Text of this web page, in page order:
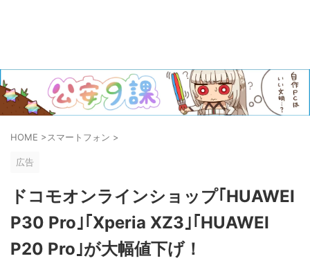
HOME >スマートフォン >
広告
ドコモオンラインショップ｢HUAWEI
P30 Pro｣｢Xperia XZ3｣｢HUAWEI
P20 Pro｣が大幅値下げ！